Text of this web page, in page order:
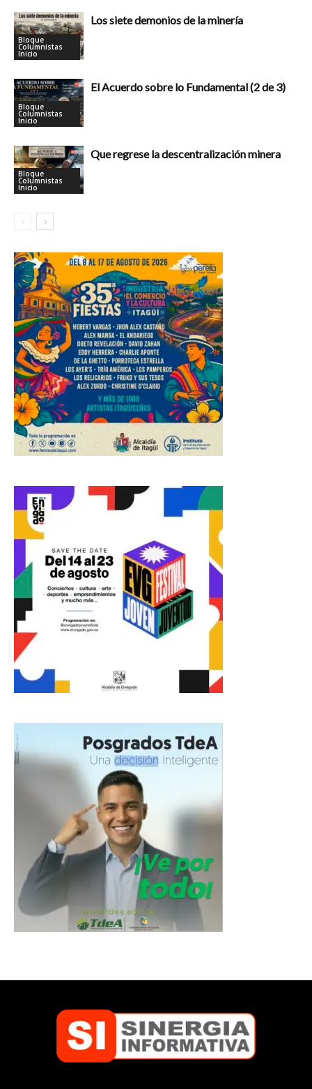
Bloque
Columnistas
Inicio
Los siete demonios de la minería
Bloque
Columnistas
Inicio
El Acuerdo sobre lo Fundamental (2 de 3)
Bloque
Columnistas
Inicio
Que regrese la descentralización minera